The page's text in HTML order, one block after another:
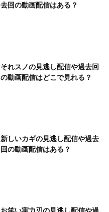
去回の動画配信はある？
それスノの見逃し配信や過去回
の動画配信はどこで見れる？
新しいカギの見逃し配信や過去
回の動画配信はある？